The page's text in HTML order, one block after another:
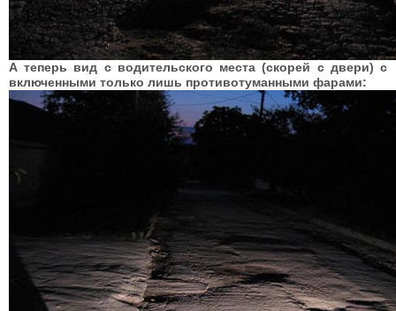
А теперь вид с водительского места (скорей с двери) с
включенными только лишь противотуманными фарами: